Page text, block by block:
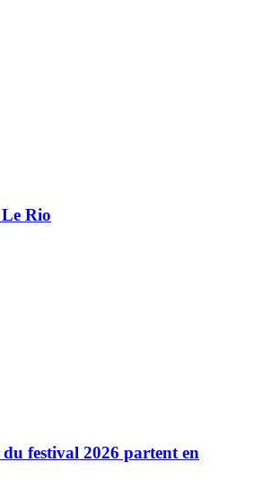
Le Rio
festival 2026 partent en